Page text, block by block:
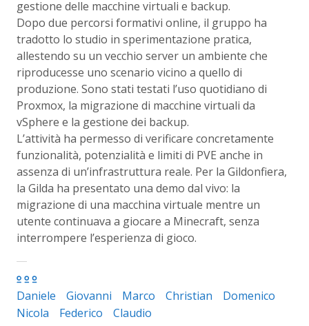
gestione delle macchine virtuali e backup.
Dopo due percorsi formativi online, il gruppo ha
tradotto lo studio in sperimentazione pratica,
allestendo su un vecchio server un ambiente che
riproducesse uno scenario vicino a quello di
produzione. Sono stati testati l’uso quotidiano di
Proxmox, la migrazione di macchine virtuali da
vSphere e la gestione dei backup.
L’attività ha permesso di verificare concretamente
funzionalità, potenzialità e limiti di PVE anche in
assenza di un’infrastruttura reale. Per la Gildonfiera,
la Gilda ha presentato una demo dal vivo: la
migrazione di una macchina virtuale mentre un
utente continuava a giocare a Minecraft, senza
interrompere l’esperienza di gioco.
Daniele Giovanni Marco Christian
Domenico
Nicola
Federico Claudio